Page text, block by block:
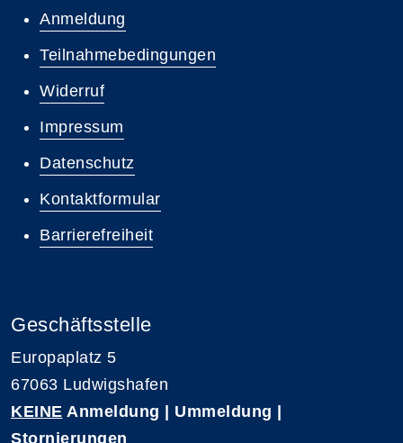
Anmeldung
Teilnahmebedingungen
Widerruf
Impressum
Datenschutz
Kontaktformular
Barrierefreiheit
Geschäftsstelle
Europaplatz 5
67063 Ludwigshafen
KEINE Anmeldung | Ummeldung |
Stornierungen